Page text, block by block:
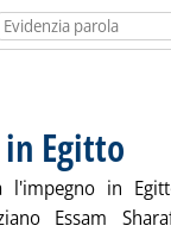
Egitto
l'impegno in
Essam